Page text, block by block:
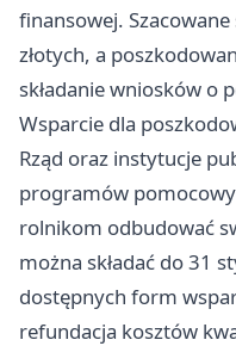
finansowej.
złotych, a
składanie wniosków o
Wsparcie dla
Rząd oraz instytucje
programów
rolnikom odbudować
można składać do 31
dostępnych form
refundacja kosztów